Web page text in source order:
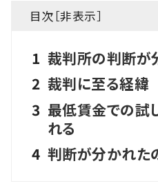
目次［非表示］
1 裁判所の判断が
2 裁判に至る経緯
3 最低賃金での試
れる
4 判断が分かれた